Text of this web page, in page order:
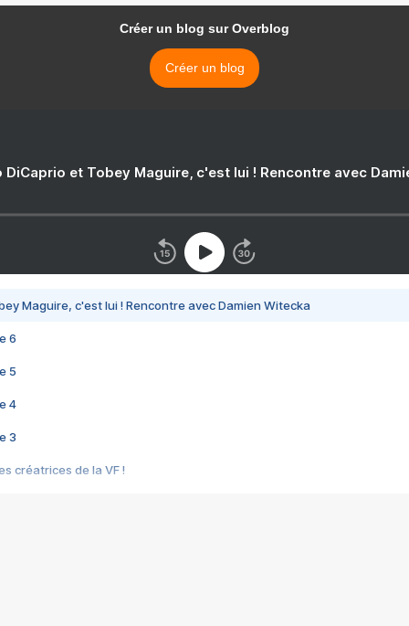
Créer un blog sur Overblog
Créer un blog
DiCaprio et Tobey Maguire, c'est lui ! Rencontre avec
Maguire, c'est lui ! Rencontre avec Damien Witecka
6
5
4
3
créatrices de la VF !